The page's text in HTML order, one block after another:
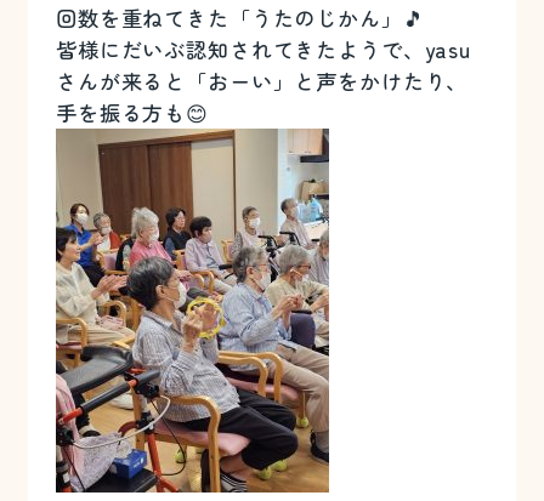
回数を重ねてきた「うたのじかん」🎵
皆様にだいぶ認知されてきたようで、yasu
さんが来ると「おーい」と声をかけたり、
手を振る方も😊